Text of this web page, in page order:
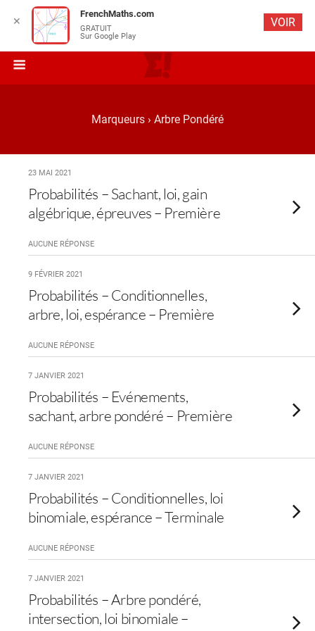
Marqueurs › Arbre Pondéré
23 MAI 2021
Probabilités – Sachant, loi, gain
algébrique, épreuves – Première
AUCUNE RÉPONSE
9 FÉVRIER 2021
Probabilités – Conditionnelles,
arbre, loi, espérance – Première
AUCUNE RÉPONSE
7 JANVIER 2021
Probabilités – Evénements,
sachant, arbre pondéré – Première
AUCUNE RÉPONSE
7 JANVIER 2021
Probabilités – Conditionnelles, loi
binomiale, espérance – Terminale
AUCUNE RÉPONSE
7 JANVIER 2021
Probabilités – Arbre pondéré,
intersection, loi binomiale –
✕
FrenchMaths.com
GRATUIT
Sur Google Play
VOIR